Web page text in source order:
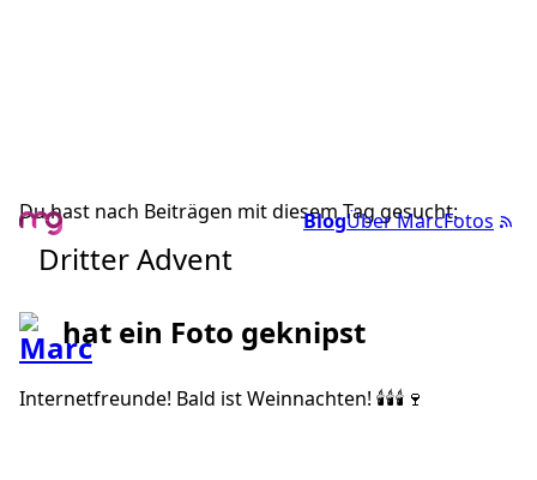
BlogÜber MarcFotos
Du hast nach Beiträgen mit diesem Tag gesucht:
Dritter Advent
hat ein Foto geknipst
Internetfreunde! Bald ist Weinnachten! 🕯🕯🕯🍷